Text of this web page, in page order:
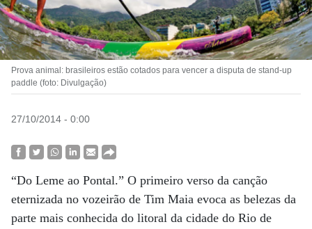
Prova animal: brasileiros estão cotados para vencer a disputa de stand-up
paddle (foto: Divulgação)
27/10/2014 - 0:00
“Do Leme ao Pontal.” O primeiro verso da canção
eternizada no vozeirão de Tim Maia evoca as belezas da
parte mais conhecida do litoral da cidade do Rio de